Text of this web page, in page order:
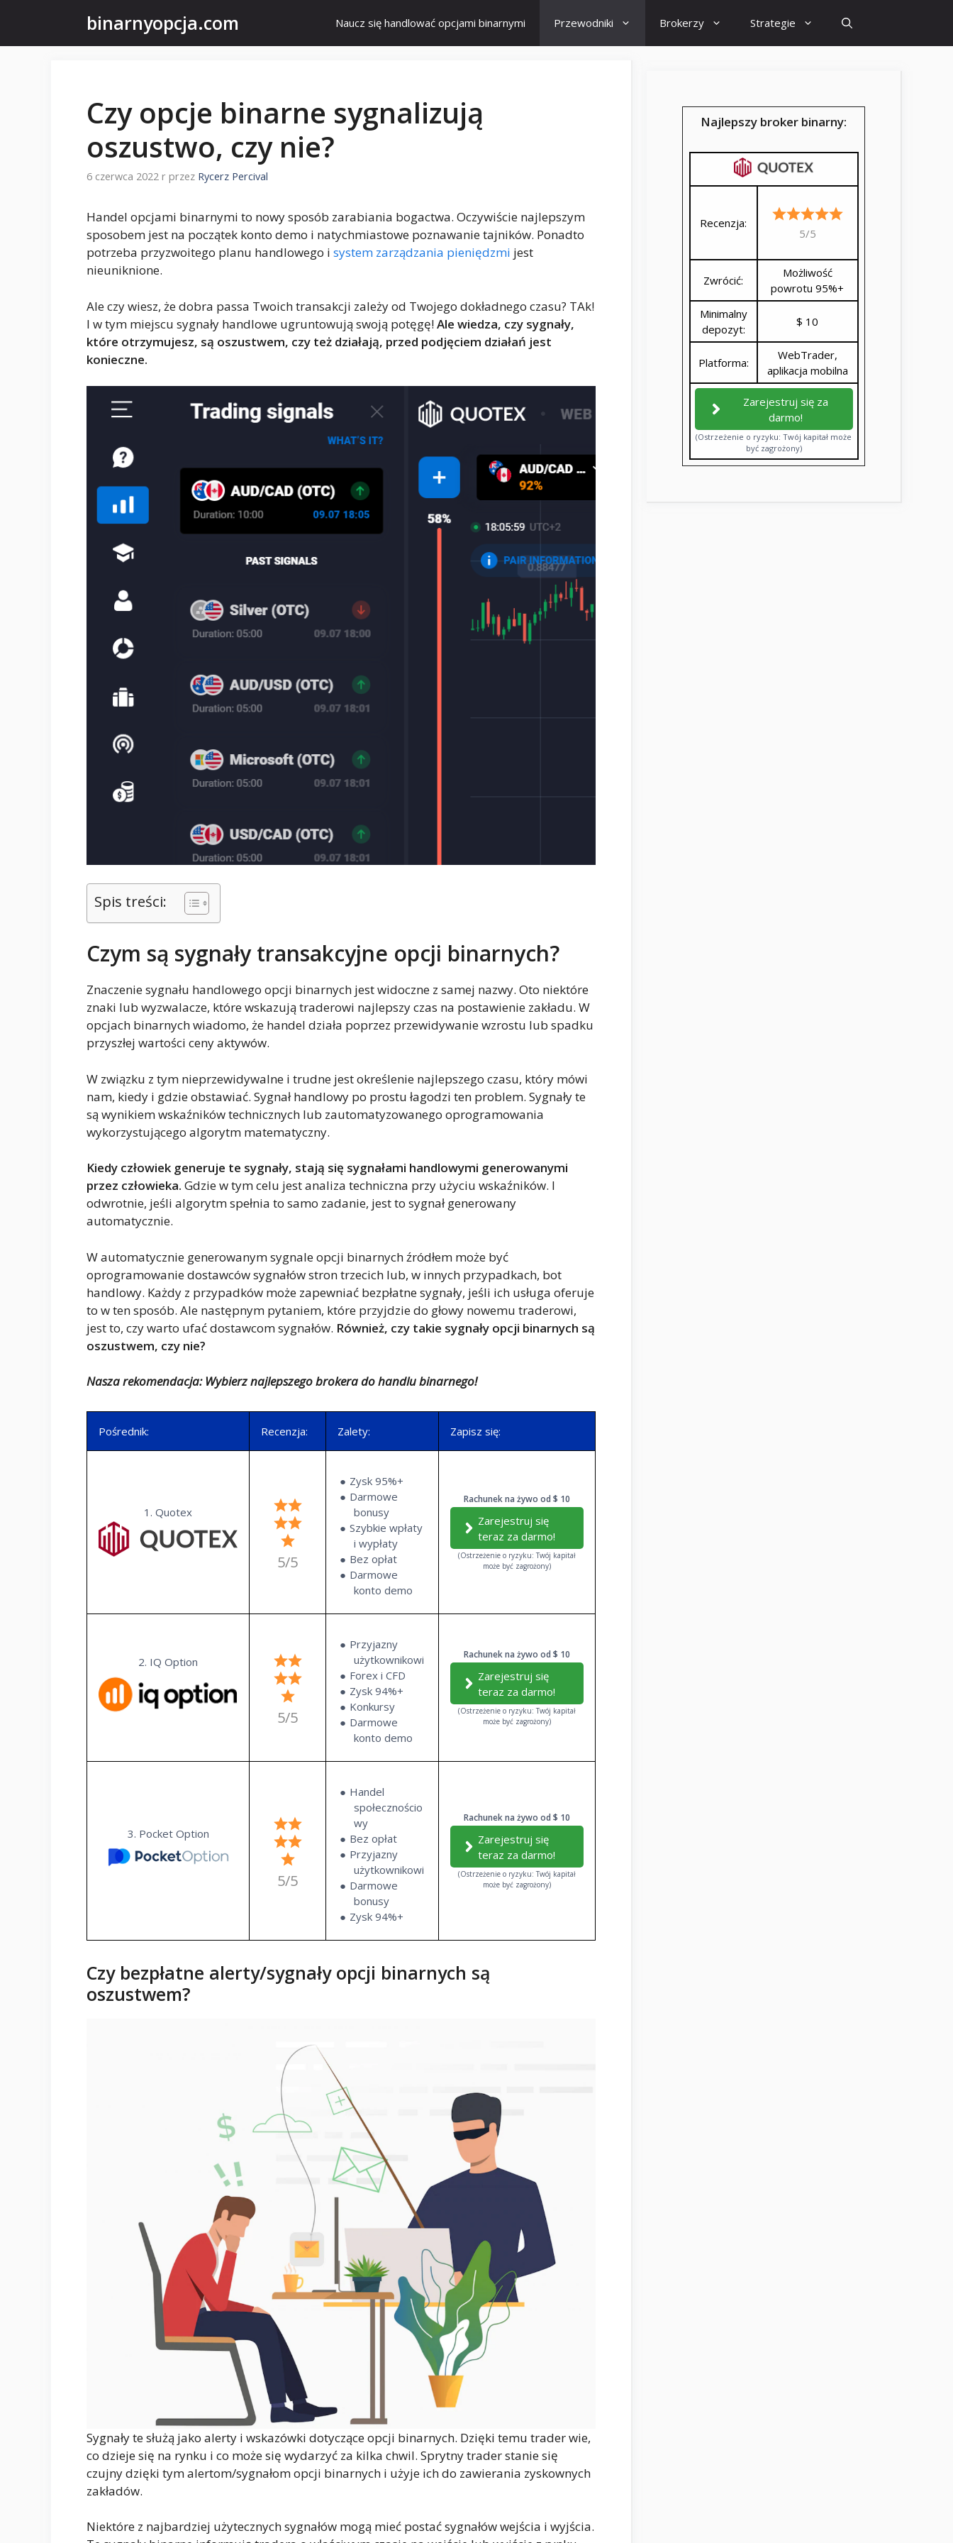
treści
binarnyopcja.com Naucz się handlować opcjami binarnymi Przewodniki Brokerzy Strategie
Czy opcje binarne sygnalizują
oszustwo, czy nie?
6 czerwca 2022 r przez Rycerz Percival
Handel opcjami binarnymi to nowy sposób zarabiania bogactwa. Oczywiście najlepszym
sposobem jest na początek konto demo i natychmiastowe poznawanie tajników. Ponadto
potrzeba przyzwoitego planu handlowego i system zarządzania pieniędzmi jest
nieuniknione.
Ale czy wiesz, że dobra passa Twoich transakcji zależy od Twojego dokładnego czasu? TAk!
I w tym miejscu sygnały handlowe ugruntowują swoją potęgę!Ale wiedza, czy sygnały,
które otrzymujesz, są oszustwem, czy też działają, przed podjęciem działań jest
konieczne.
Spis treści:
Czym są sygnały transakcyjne opcji binarnych?
Znaczenie sygnału handlowego opcji binarnych jest widoczne z samej nazwy. Oto niektóre
znaki lub wyzwalacze, które wskazują traderowi najlepszy czas na postawienie zakładu. W
opcjach binarnych wiadomo, że handel działa poprzez przewidywanie wzrostu lub spadku
przyszłej wartości ceny aktywów.
W związku z tym nieprzewidywalne i trudne jest określenie najlepszego czasu, który mówi
nam, kiedy i gdzie obstawiać. Sygnał handlowy po prostu łagodzi ten problem. Sygnały te
są wynikiem wskaźników technicznych lub zautomatyzowanego oprogramowania
wykorzystującego algorytm matematyczny.
Kiedy człowiek generuje te sygnały, stają się sygnałami handlowymi generowanymi
przez człowieka. Gdzie w tym celu jest analiza techniczna przy użyciu wskaźników. I
odwrotnie, jeśli algorytm spełnia to samo zadanie, jest to sygnał generowany
automatycznie.
W automatycznie generowanym sygnale opcji binarnych źródłem może być
oprogramowanie dostawców sygnałów stron trzecich lub, w innych przypadkach, bot
handlowy. Każdy z przypadków może zapewniać bezpłatne sygnały, jeśli ich usługa oferuje
to w ten sposób. Ale następnym pytaniem, które przyjdzie do głowy nowemu traderowi,
jest to, czy warto ufać dostawcom sygnałów. Również, czy takie sygnały opcji binarnych są
oszustwem, czy nie?
Nasza rekomendacja: Wybierz najlepszego brokera do handlu binarnego!
Pośrednik: Recenzja: Zalety: Zapisz się:
1. Quotex
5/5
Zysk 95%+
Darmowe
bonusy
Szybkie wpłaty
i wypłaty
Bez opłat
Darmowe
konto demo
Rachunek na żywo od $ 10
Zarejestruj się
teraz za darmo!
(Ostrzeżenie o ryzyku: Twój kapitał
może być zagrożony)
2. IQ Option
5/5
Przyjazny
użytkownikowi
Forex i CFD
Zysk 94%+
Konkursy
Darmowe
konto demo
Rachunek na żywo od $ 10
Zarejestruj się
teraz za darmo!
(Ostrzeżenie o ryzyku: Twój kapitał
może być zagrożony)
3. Pocket Option
5/5
Handel
społecznościo
wy
Bez opłat
Przyjazny
użytkownikowi
Darmowe
bonusy
Zysk 94%+
Rachunek na żywo od $ 10
Zarejestruj się
teraz za darmo!
(Ostrzeżenie o ryzyku: Twój kapitał
może być zagrożony)
Czy bezpłatne alerty/sygnały opcji binarnych są
oszustwem?
Sygnały te służą jako alerty i wskazówki dotyczące opcji binarnych. Dzięki temu trader wie,
co dzieje się na rynku i co może się wydarzyć za kilka chwil. Sprytny trader stanie się
czujny dzięki tym alertom/sygnałom opcji binarnych i użyje ich do zawierania zyskownych
zakładów.
Niektóre z najbardziej użytecznych sygnałów mogą mieć postać sygnałów wejścia i wyjścia.
Najlepszy broker binarny:
Recenzja:
5/5
Zwrócić:
Możliwość
powrotu 95%+
Minimalny
depozyt:
$ 10
Platforma:
WebTrader,
aplikacja mobilna
Zarejestruj się za
darmo!
(Ostrzeżenie o ryzyku: Twój kapitał może
być zagrożony)